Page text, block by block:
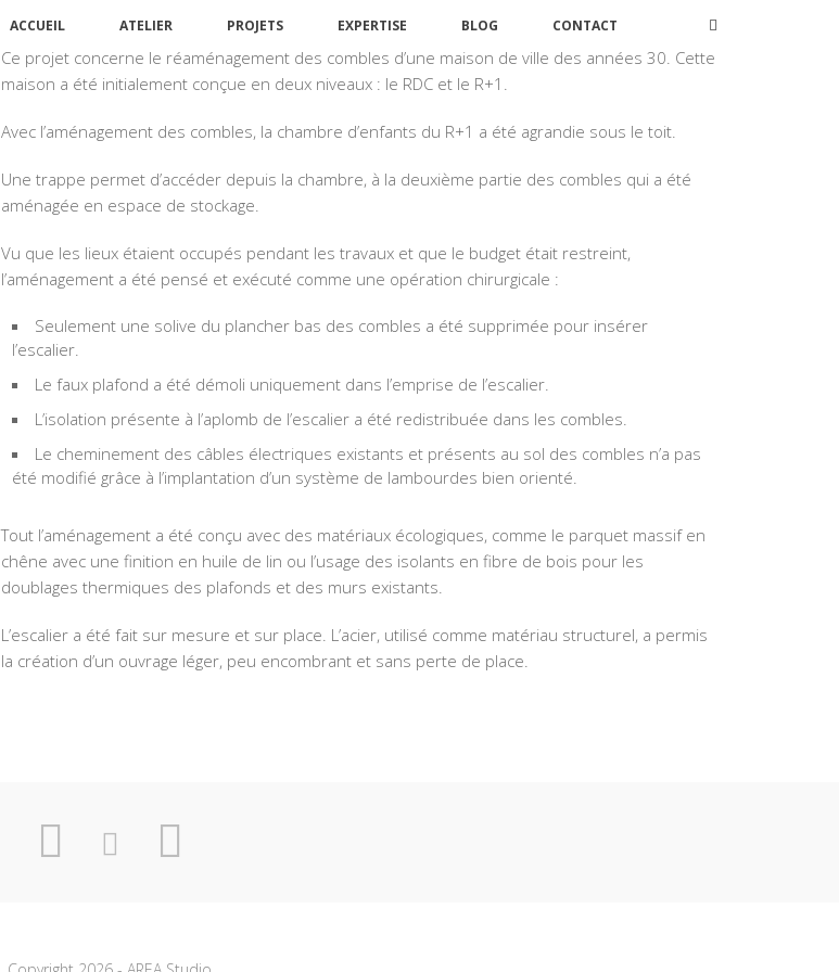
ACCUEIL ATELIER PROJETS EXPERTISE BLOG CONTACT
Ce projet concerne le réaménagement des combles d’une maison de ville des années 30. Cette
maison a été initialement conçue en deux niveaux : le RDC et le R+1.
Avec l’aménagement des combles, la chambre d’enfants du R+1 a été agrandie sous le toit.
Une trappe permet d’accéder depuis la chambre, à la deuxième partie des combles qui a été
aménagée en espace de stockage.
Vu que les lieux étaient occupés pendant les travaux et que le budget était restreint,
l’aménagement a été pensé et exécuté comme une opération chirurgicale :
Seulement une solive du plancher bas des combles a été supprimée pour insérer
l’escalier.
Le faux plafond a été démoli uniquement dans l’emprise de l’escalier.
L’isolation présente à l’aplomb de l’escalier a été redistribuée dans les combles.
Le cheminement des câbles électriques existants et présents au sol des combles n’a pas
été modifié grâce à l’implantation d’un système de lambourdes bien orienté.
Tout l’aménagement a été conçu avec des matériaux écologiques, comme le parquet massif en
chêne avec une finition en huile de lin ou l’usage des isolants en fibre de bois pour les
doublages thermiques des plafonds et des murs existants.
L’escalier a été fait sur mesure et sur place. L’acier, utilisé comme matériau structurel, a permis
la création d’un ouvrage léger, peu encombrant et sans perte de place.